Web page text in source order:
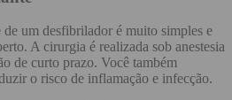
um desfibrilador é muito simples e
A cirurgia é realizada sob anestesia
de curto prazo. Você também
o risco de inflamação e infecção.